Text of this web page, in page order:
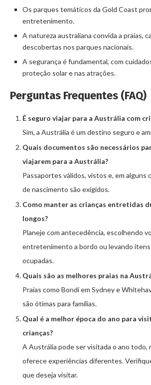
Os parques temáticos da Gold Coast
entretenimento.
A natureza australiana convida a praias,
descobertas nos parques nacionais.
A segurança é fundamental, com
proteção solar e nas atrações.
Perguntas Frequentes (FAQ)
É seguro viajar para a Austrália com
Sim, a Austrália é um destino seguro e
Quais documentos são necessários
viajarem para a Austrália?
Passaportes válidos, vistos e, em alguns
de nascimento são exigidos.
Como manter as crianças entretidas
longos?
Planeje com antecedência, escolhendo
entretenimento a bordo ou levando itens
ocupadas.
Quais são as melhores praias na
Praias como Bondi em Sydney e
são ótimas para famílias.
Qual é a melhor época do ano para
crianças?
A Austrália pode ser visitada o ano todo,
oferece experiências diferentes.
que deseja visitar.